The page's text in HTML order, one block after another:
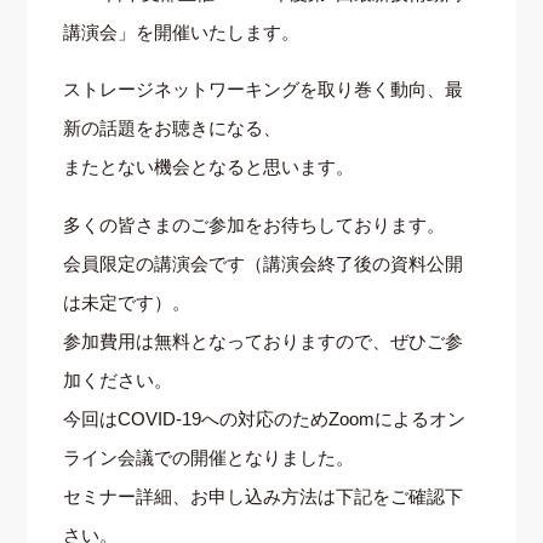
講演会」を開催いたします。
ストレージネットワーキングを取り巻く動向、最
新の話題をお聴きになる、
またとない機会となると思います。
多くの皆さまのご参加をお待ちしております。
会員限定の講演会です（講演会終了後の資料公開
は未定です）。
参加費用は無料となっておりますので、ぜひご参
加ください。
今回はCOVID-19への対応のためZoomによるオン
ライン会議での開催となりました。
セミナー詳細、お申し込み方法は下記をご確認下
さい。